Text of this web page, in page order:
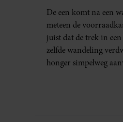
De een komt na een
meteen de
juist dat de trek in
zelfde wandeling
honger simpelweg